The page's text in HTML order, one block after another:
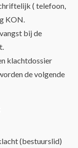
( telefoon,
KON.
bij de
klachtdossier
de volgende
(bestuurslid)